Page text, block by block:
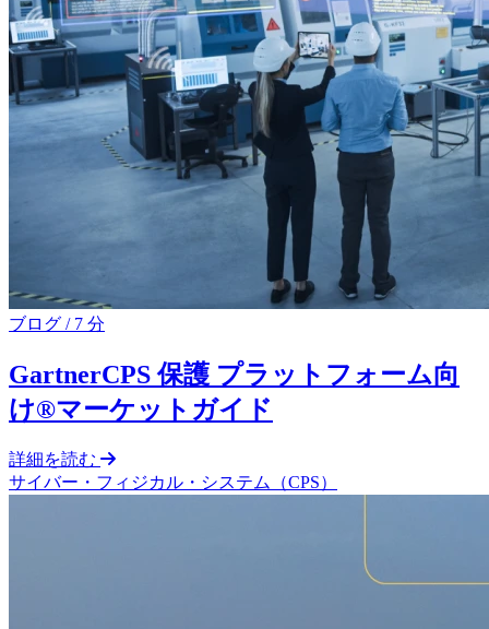
ブログ /7 分
GartnerCPS 保護 プラットフォーム向
け®マーケットガイド
詳細を読む
サイバー・フィジカル・システム（CPS）